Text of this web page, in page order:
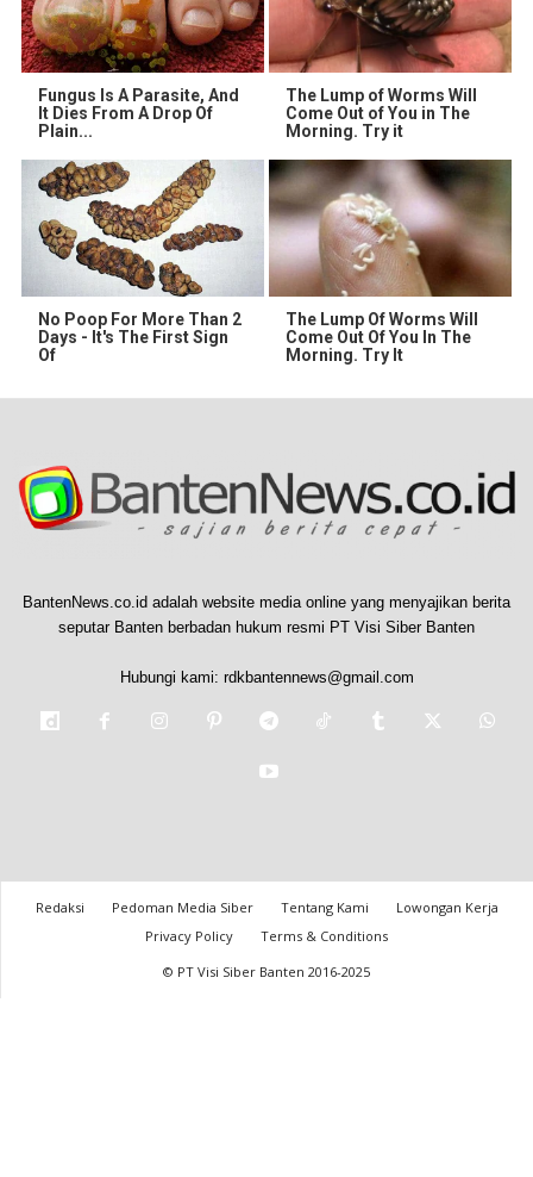
Fungus Is A Parasite, And
It Dies From A Drop Of
Plain...
The Lump of Worms Will
Come Out of You in The
Morning. Try it
No Poop For More Than 2
Days - It's The First Sign
Of
The Lump Of Worms Will
Come Out Of You In The
Morning. Try It
BantenNews.co.id adalah website media online yang menyajikan berita
seputar Banten berbadan hukum resmi PT Visi Siber Banten
Hubungi kami: rdkbantennews@gmail.com
Redaksi Pedoman Media Siber Tentang Kami
Lowongan Kerja
Privacy Policy
Terms & Conditions
© PT Visi Siber Banten 2016-2025